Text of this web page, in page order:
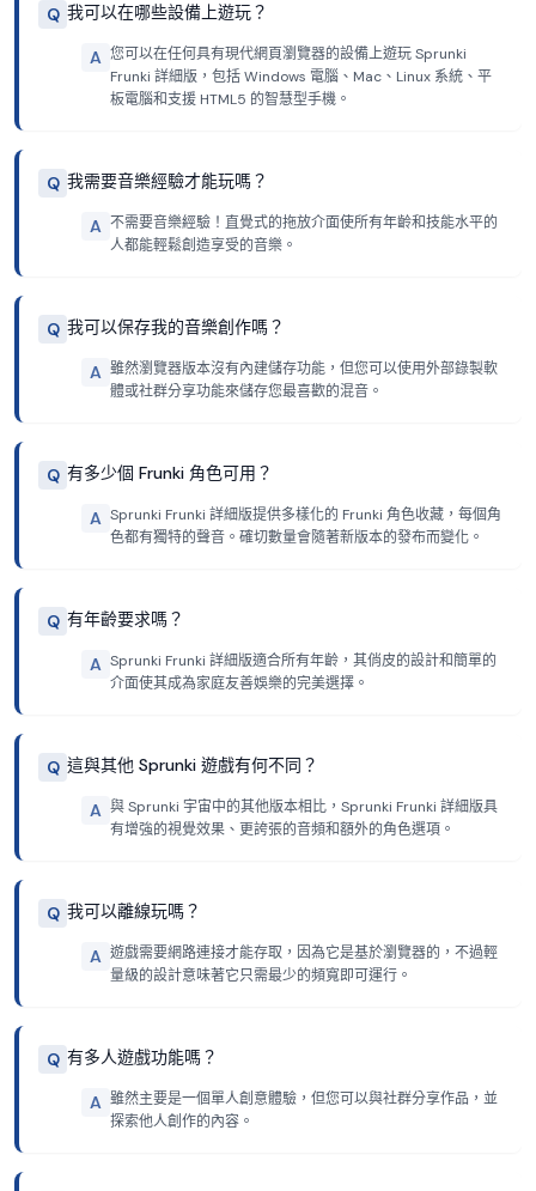
Q 我可以在哪些設備上遊玩？
A 您可以在任何具有現代網頁瀏覽器的設備上遊玩 Sprunki
Frunki 詳細版，包括 Windows 電腦、Mac、Linux 系統、平
板電腦和支援 HTML5 的智慧型手機。
Q 我需要音樂經驗才能玩嗎？
A 不需要音樂經驗！直覺式的拖放介面使所有年齡和技能水平的
人都能輕鬆創造享受的音樂。
Q 我可以保存我的音樂創作嗎？
A 雖然瀏覽器版本沒有內建儲存功能，但您可以使用外部錄製軟
體或社群分享功能來儲存您最喜歡的混音。
Q 有多少個 Frunki 角色可用？
A Sprunki Frunki 詳細版提供多樣化的 Frunki 角色收藏，每個角
色都有獨特的聲音。確切數量會隨著新版本的發布而變化。
Q 有年齡要求嗎？
A Sprunki Frunki 詳細版適合所有年齡，其俏皮的設計和簡單的
介面使其成為家庭友善娛樂的完美選擇。
Q 這與其他 Sprunki 遊戲有何不同？
A 與 Sprunki 宇宙中的其他版本相比，Sprunki Frunki 詳細版具
有增強的視覺效果、更誇張的音頻和額外的角色選項。
Q 我可以離線玩嗎？
A 遊戲需要網路連接才能存取，因為它是基於瀏覽器的，不過輕
量級的設計意味著它只需最少的頻寬即可運行。
Q 有多人遊戲功能嗎？
A 雖然主要是一個單人創意體驗，但您可以與社群分享作品，並
探索他人創作的內容。